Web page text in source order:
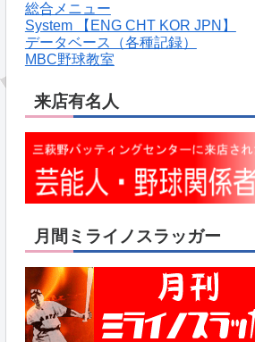
総合メニュー
System 【ENG CHT KOR JPN】
データベース（各種記録）
MBC野球教室
来店有名人
月間ミライノスラッガー